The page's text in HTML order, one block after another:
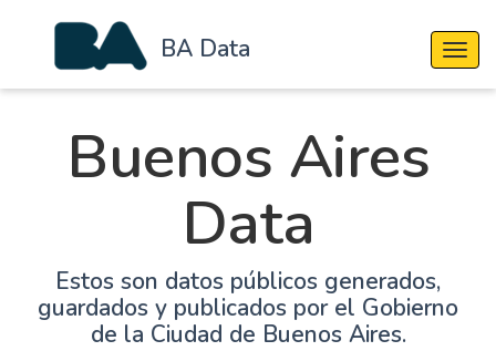
BA Data
Buenos Aires
Data
Estos son datos públicos generados,
guardados y publicados por el Gobierno
de la Ciudad de Buenos Aires.